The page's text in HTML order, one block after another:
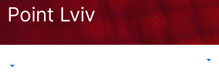
Перейти
Point Lviv